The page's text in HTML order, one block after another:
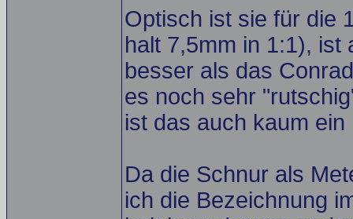
Optisch ist sie für die
halt 7,5mm in 1:1), ist
besser als das
es noch sehr
ist das auch kaum ein
Da die Schnur als
ich die Bezeichnung